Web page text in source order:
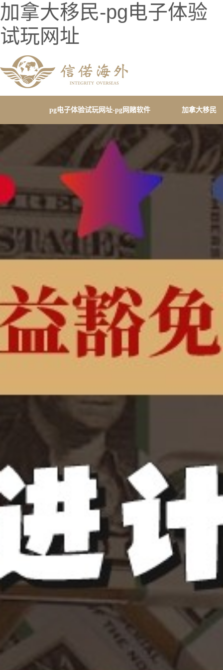
加拿大移民-pg电子体验
试玩网址
pg电子体验试玩网址-pg网赌软件 加拿大移民